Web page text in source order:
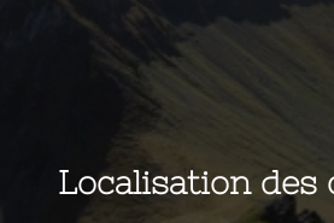
Localisation des